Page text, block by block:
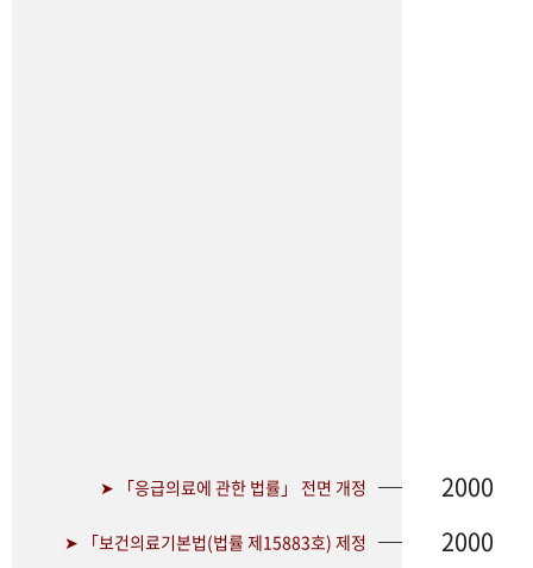
➤ 「응급의료에 관한 법률」 전면 개정 2000
➤ 「보건의료기본법(법률 제15883호) 제정 2000